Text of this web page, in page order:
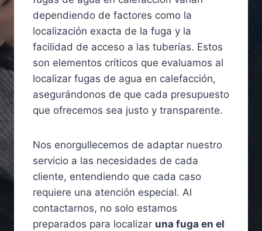
dependiendo de factores como la
localización exacta de la fuga y la
facilidad de acceso a las tuberías. Estos
son elementos críticos que evaluamos al
localizar fugas de agua en calefacción,
asegurándonos de que cada presupuesto
que ofrecemos sea justo y transparente.
Nos enorgullecemos de adaptar nuestro
servicio a las necesidades de cada
cliente, entendiendo que cada caso
requiere una atención especial. Al
contactarnos, no solo estamos
preparados para localizar una fuga en el